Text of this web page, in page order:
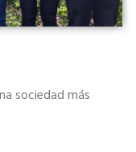
sociedad más